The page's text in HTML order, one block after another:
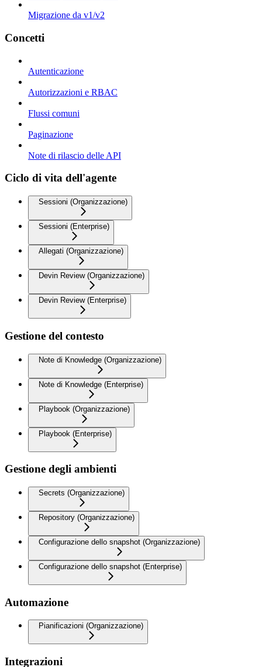
Migrazione da v1/v2
Concetti
Autenticazione
Autorizzazioni e RBAC
Flussi comuni
Paginazione
Note di rilascio delle API
Ciclo di vita dell'agente
Sessioni (Organizzazione)
Sessioni (Enterprise)
Allegati (Organizzazione)
Devin Review (Organizzazione)
Devin Review (Enterprise)
Gestione del contesto
Note di Knowledge (Organizzazione)
Note di Knowledge (Enterprise)
Playbook (Organizzazione)
Playbook (Enterprise)
Gestione degli ambienti
Secrets (Organizzazione)
Repository (Organizzazione)
Configurazione dello snapshot (Organizzazione)
Configurazione dello snapshot (Enterprise)
Automazione
Pianificazioni (Organizzazione)
Integrazioni